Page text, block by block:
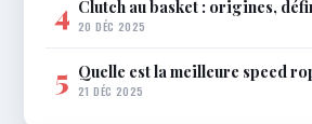
4 Clutch au basket : origines,
20 DÉC 2025
5 Quelle est la meilleure speed
21 DÉC 2025